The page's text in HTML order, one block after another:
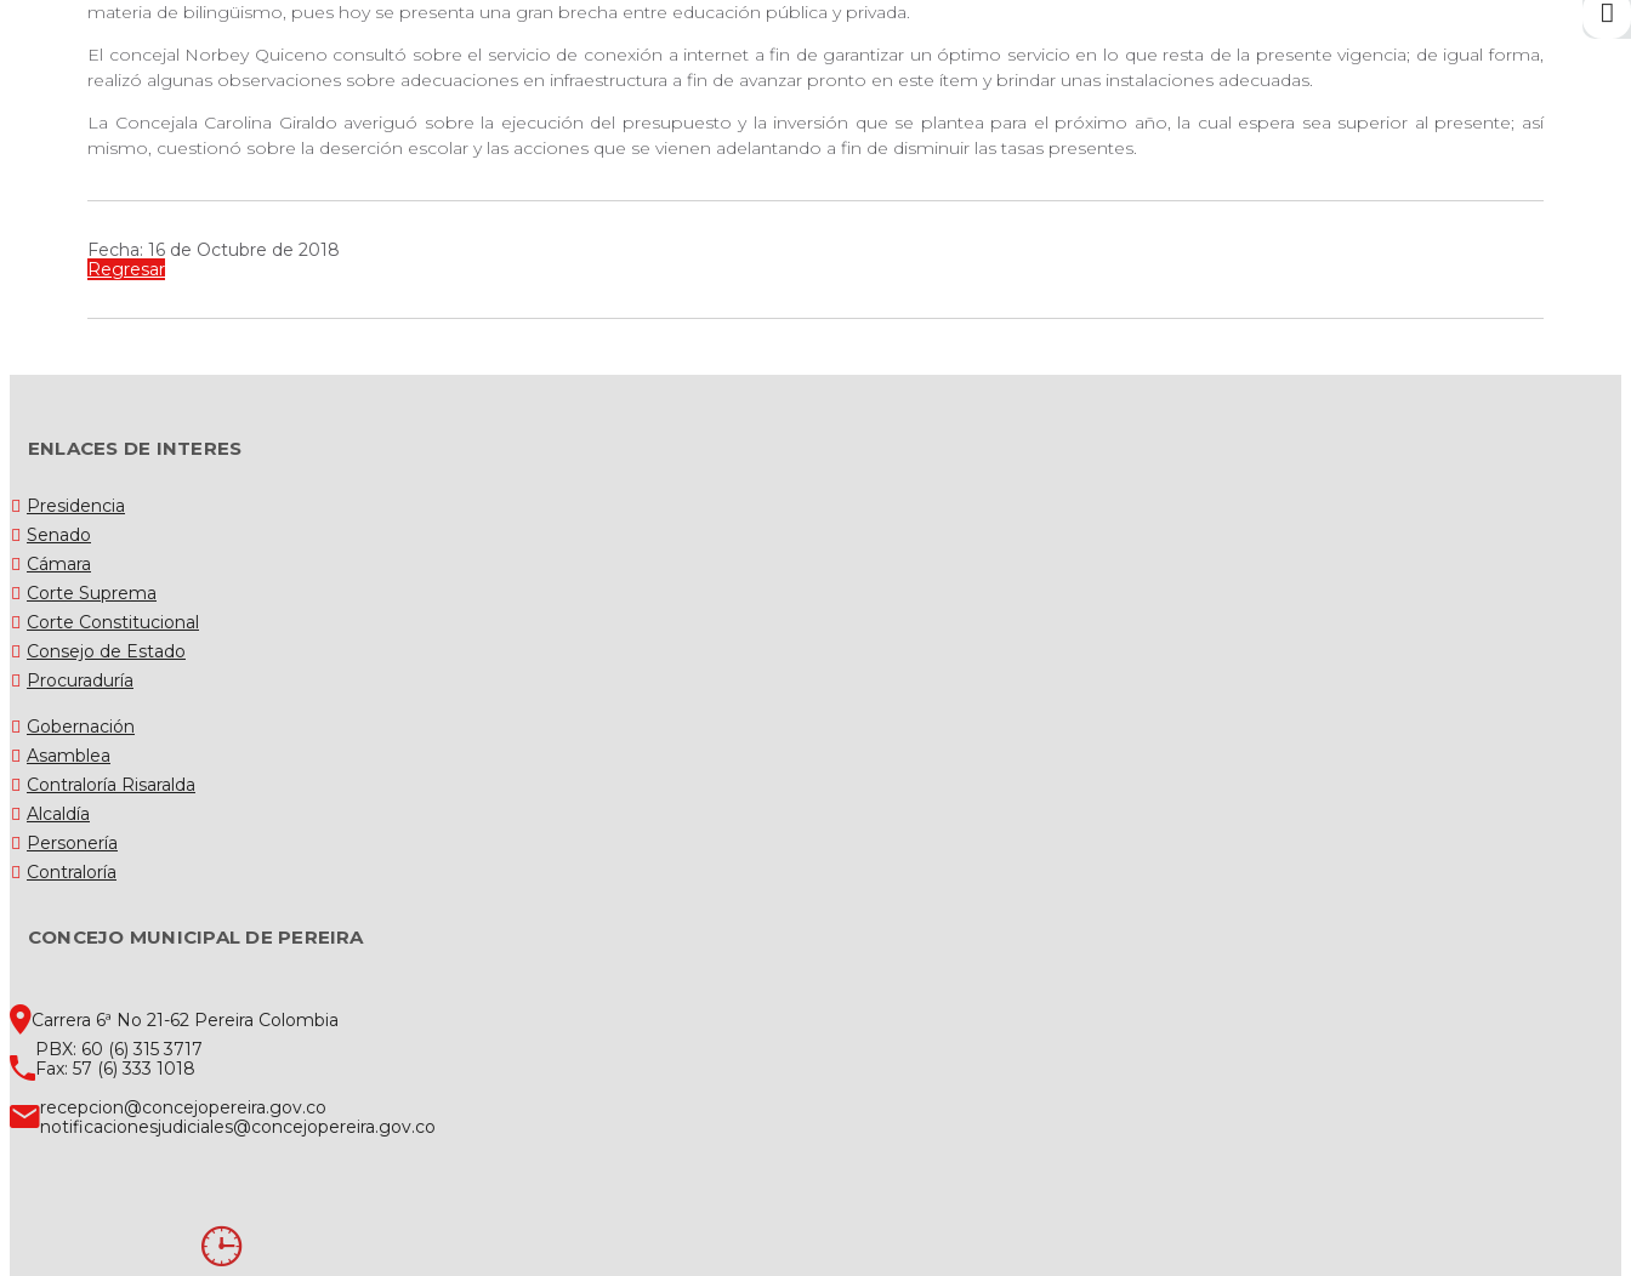
materia de bilingüismo, pues hoy se presenta una gran brecha entre educación pública y privada.
El concejal Norbey Quiceno consultó sobre el servicio de conexión a internet a fin de garantizar un óptimo servicio en lo que resta de la presente vigencia; de igual forma,
realizó algunas observaciones sobre adecuaciones en infraestructura a fin de avanzar pronto en este ítem y brindar unas instalaciones adecuadas.
La Concejala Carolina Giraldo averiguó sobre la ejecución del presupuesto y la inversión que se plantea para el próximo año, la cual espera sea superior al presente; así
mismo, cuestionó sobre la deserción escolar y las acciones que se vienen adelantando a fin de disminuir las tasas presentes.
Fecha: 16 de Octubre de 2018
Regresar
ENLACES DE INTERES
Presidencia
Senado
Cámara
Corte Suprema
Corte Constitucional
Consejo de Estado
Procuraduría
Gobernación
Asamblea
Contraloría Risaralda
Alcaldía
Personería
Contraloría
CONCEJO MUNICIPAL DE PEREIRA
Carrera 6ª No 21-62 Pereira Colombia
PBX: 60 (6) 315 3717
Fax: 57 (6) 333 1018
recepcion@concejopereira.gov.co
notificacionesjudiciales@concejopereira.gov.co